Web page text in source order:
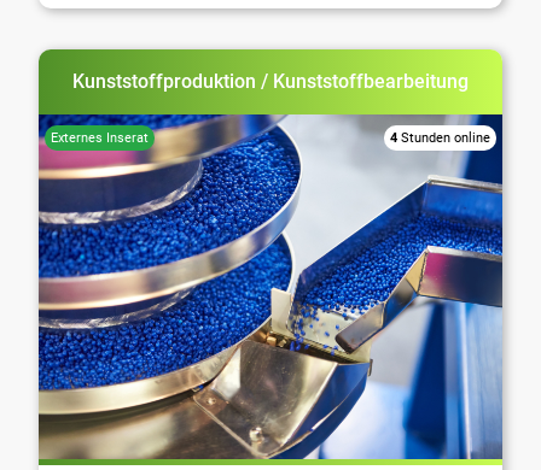
Kunststoffproduktion / Kunststoffbearbeitung
4 Stunden online